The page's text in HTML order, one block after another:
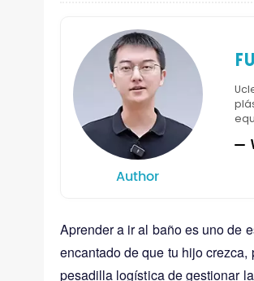
Author
Aprender a ir al baño es uno de
encantado de que tu hijo
pesadilla logística de gestionar